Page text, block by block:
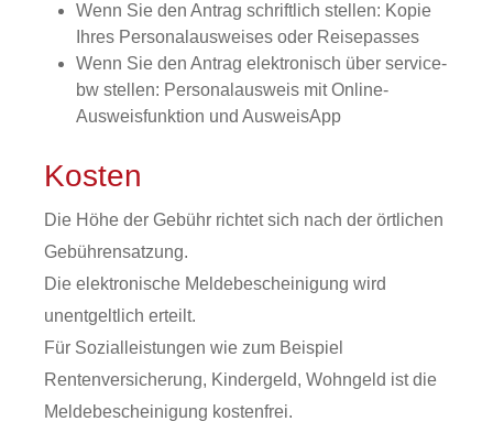
Wenn Sie den Antrag schriftlich stellen: Kopie
Ihres Personalausweises oder Reisepasses
Wenn Sie den Antrag elektronisch über service-
bw stellen: Personalausweis mit Online-
Ausweisfunktion und AusweisApp
Kosten
Die Höhe der Gebühr richtet sich nach der örtlichen
Gebührensatzung.
Die elektronische Meldebescheinigung wird
unentgeltlich erteilt.
Für Sozialleistungen wie zum Beispiel
Rentenversicherung, Kindergeld, Wohngeld ist die
Meldebescheinigung kostenfrei.